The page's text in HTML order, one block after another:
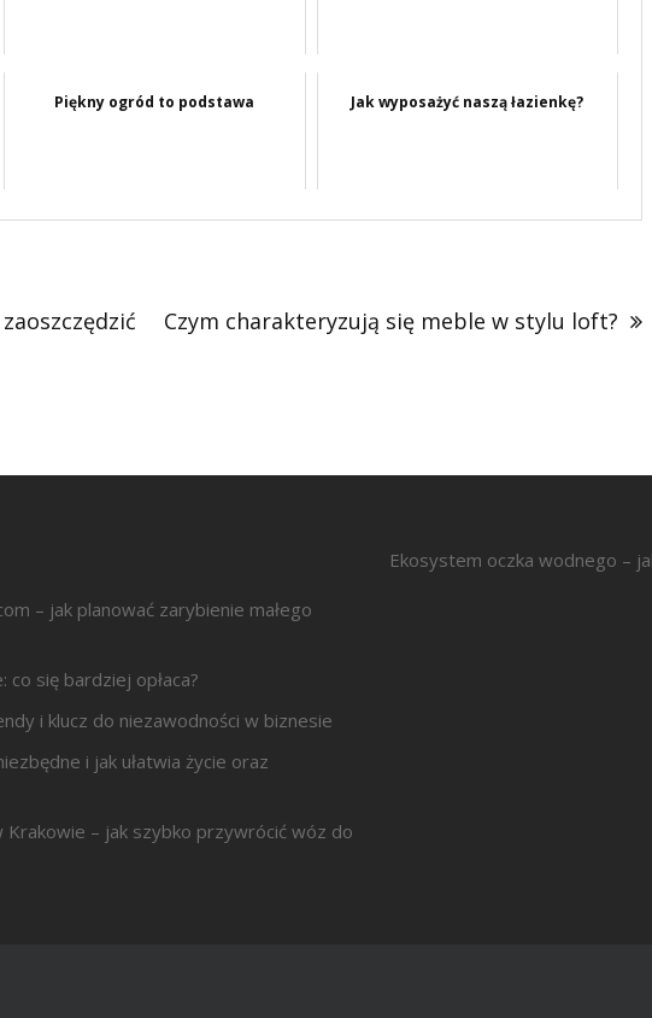
Piękny ogród to podstawa Jak wyposażyć naszą łazienkę?
Czym charakteryzują się meble w stylu loft?
– jak planować zarybienie małego
się bardziej opłaca?
i klucz do niezawodności w biznesie
i jak ułatwia życie oraz
– jak szybko przywrócić wóz do
Ekosystem oczka wodnego –